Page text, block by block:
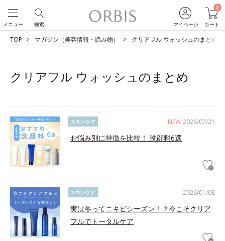
マイページ
0
カート
検索
メニュー
TOP マガジン（美容情報・読み物） クリアフル ウォッシュのまとめ
クリアフル ウォッシュのまとめ
NEW 2026/07/21
スキンケア
お悩み別に特徴を比較！ 洗顔料6選
2026/01/08
スキンケア
実は冬ってニキビシーズン！？今こそクリア
フルでトータルケア